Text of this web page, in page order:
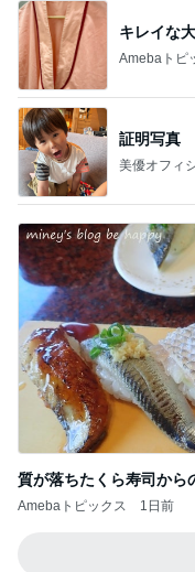
キレイな
Amebaトピ
証明写真
美優オフィ
質が落ちたくら寿司から
Amebaトピックス 1日前